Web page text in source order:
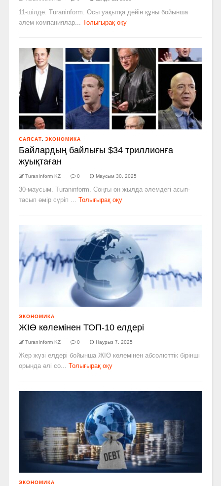
11-шілде. Turaninform. Осы уақытқа дейін құны бойынша
әлем компаниялар...
Толығырақ оқу
САЯСАТ ЭКОНОМИКА
Байлардың байлығы $34 триллионға
жуықтаған
TuranInform KZ 0 Маусым 30, 2025
30-маусым. Turaninform. Соңғы он жылда әлемдегі асып-
тасып өмір сүріп ...
Толығырақ оқу
ЭКОНОМИКА
ЖІӨ көлемінен ТОП-10 елдері
TuranInform KZ 0 Наурыз 7, 2025
Жер жүзі елдері бойынша ЖІӨ көлемінен абсолюттік бірінші
орында әлі со...
Толығырақ оқу
ЭКОНОМИКА